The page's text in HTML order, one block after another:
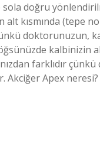
doğru
kısmında (tepe
doktorunuzun,
kalbinizin
farklıdır
Akciğer Apex